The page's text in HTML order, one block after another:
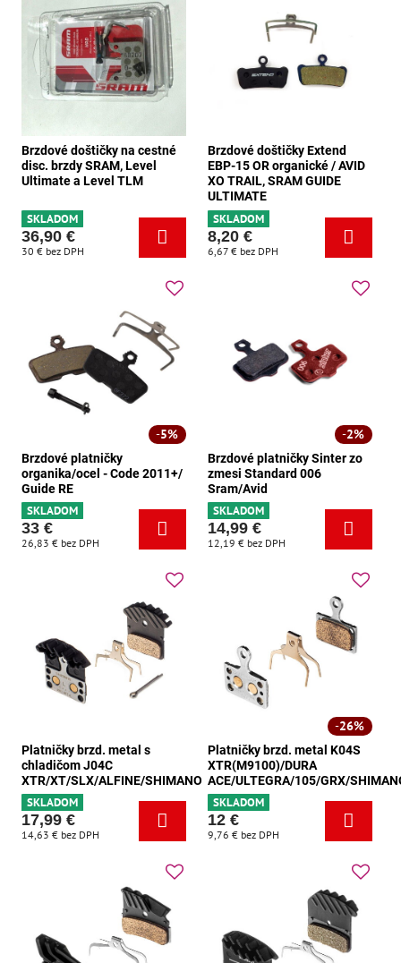
Brzdové doštičky na cestné
disc. brzdy SRAM, Level
Ultimate a Level TLM
SKLADOM
36,90 €
30 € bez DPH
Brzdové doštičky Extend
EBP-15 OR organické / AVID
XO TRAIL, SRAM GUIDE
ULTIMATE
SKLADOM
8,20 €
6,67 € bez DPH
5%
Brzdové platničky
organika/ocel - Code 2011+/
Guide RE
SKLADOM
33 €
26,83 € bez DPH
2%
Brzdové platničky Sinter zo
zmesi Standard 006
Sram/Avid
SKLADOM
14,99 €
12,19 € bez DPH
Platničky brzd. metal s
chladičom J04C
XTR/XT/SLX/ALFINE/SHIMANO
SKLADOM
17,99 €
14,63 € bez DPH
26%
Platničky brzd. metal K04S
XTR(M9100)/DURA
ACE/ULTEGRA/105/GRX/
SKLADOM
12 €
9,76 € bez DPH